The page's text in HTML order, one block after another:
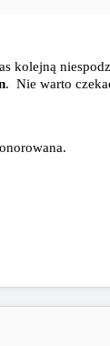
kolejną
. Nie warto